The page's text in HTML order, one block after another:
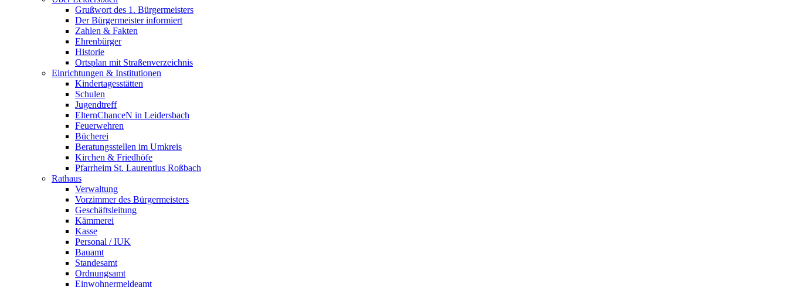
Grußwort des 1. Bürgermeisters
Der Bürgermeister informiert
Zahlen & Fakten
Ehrenbürger
Historie
Ortsplan mit Straßenverzeichnis
Einrichtungen & Institutionen
Kindertagesstätten
Schulen
Jugendtreff
ElternChanceN in Leidersbach
Feuerwehren
Bücherei
Beratungsstellen im Umkreis
Kirchen & Friedhöfe
Pfarrheim St. Laurentius Roßbach
Rathaus
Verwaltung
Vorzimmer des Bürgermeisters
Geschäftsleitung
Kämmerei
Kasse
Personal / IUK
Bauamt
Standesamt
Ordnungsamt
Einwohnermeldeamt